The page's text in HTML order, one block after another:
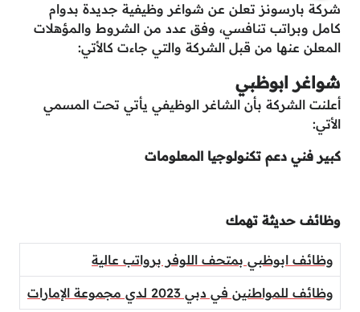
شركة بارسونز تعلن عن شواغر وظيفية جديدة بدوام
كامل وبراتب تنافسي، وفق عدد من الشروط والمؤهلات
المعلن عنها من قبل الشركة والتي جاءت كالأتي:
شواغر ابوظبي
أعلنت الشركة بأن الشاغر الوظيفي يأتي تحت المسمي
الأتي:
كبير فني دعم تكنولوجيا المعلومات
وظائف حديثة تهمك
وظائف ابوظبي بمتحف اللوفر برواتب عالية
وظائف للمواطنين في دبي 2023 لدي مجموعة الإمارات